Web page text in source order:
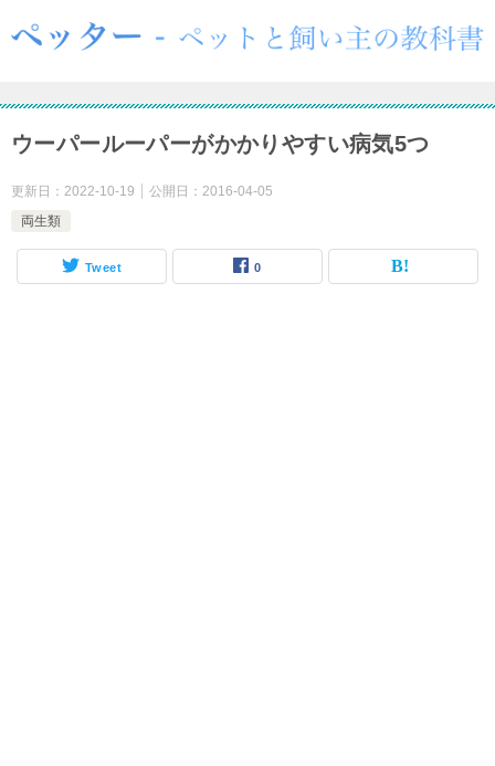
ウーパールーパーがかかりやすい病気5つ
更新日： 2022-10-19 公開日： 2016-04-05
両生類
Tweet 0